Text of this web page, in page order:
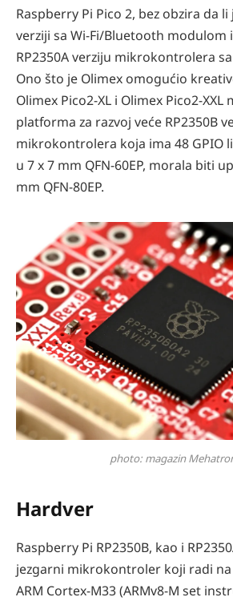
Raspberry Pi Pico 2, bez obzira da
verziji sa Wi-Fi/Bluetooth
RP2350A verziju mikrokontrolera
Ono što je Olimex omogućio
Olimex Pico2-XL i Olimex Pico2-XXL
platforma za razvoj veće RP2350B
mikrokontrolera koja ima 48 GPIO
u 7 x 7 mm QFN-60EP, morala biti
mm QFN-80EP.
photo: magazin
Hardver
Raspberry Pi RP2350B, kao i
jezgarni mikrokontroler koji radi na
ARM Cortex-M33 (ARMv8-M set